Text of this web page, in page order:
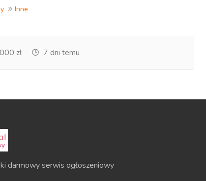
Inne
zł 7 dni temu
darmowy serwis ogłoszeniowy